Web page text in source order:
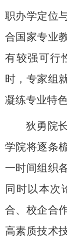
职办学定位
合国家专业
有较强可行
时，专家组
凝练专业特
狄勇院
学院将逐条
一时间组织
同时以本次
合、校企合
高素质技术